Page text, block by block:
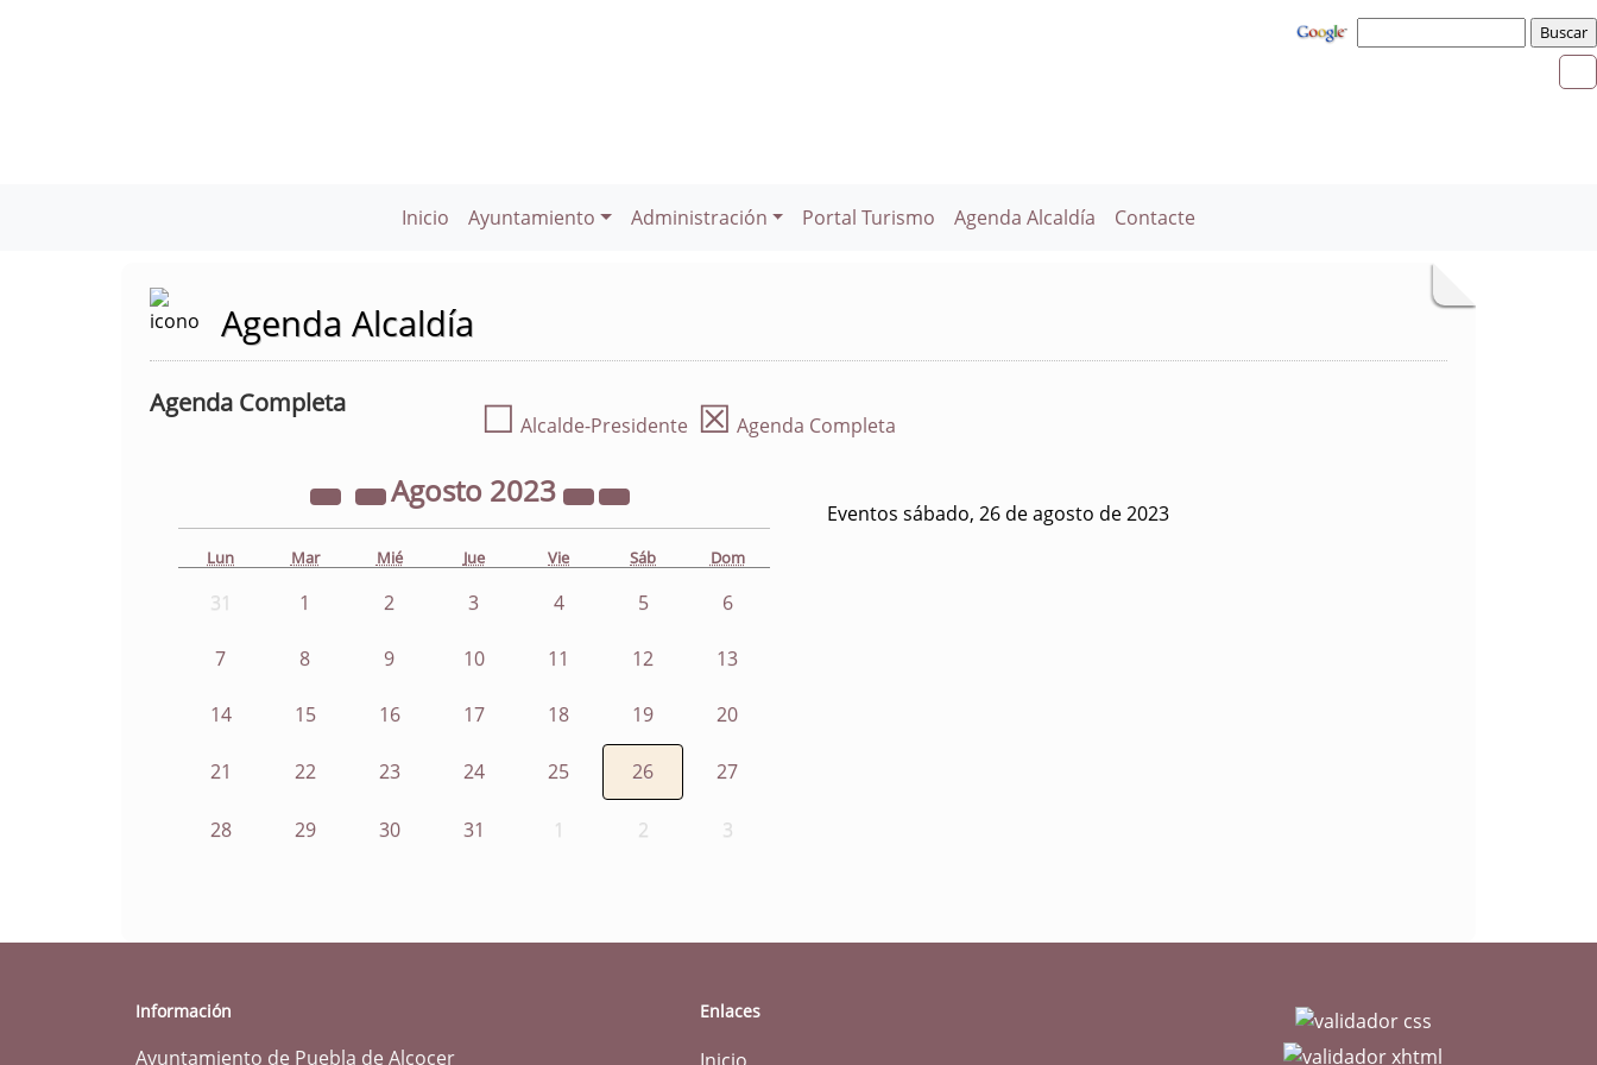
Inicio Ayuntamiento Administración Portal Turismo Agenda Alcaldía Contacte
Agenda Alcaldía
Agenda Completa ☐ Alcalde-Presidente ☒ Agenda Completa
Agosto 2023
Lun Mar Mié Jue Vie Sáb Dom
31 1 2 3 4 5 6
7 8 9 10 11 12 13
14 15 16 17 18 19 20
21 22 23 24 25 26 27
28 29 30 31 1 2 3
Eventos sábado, 26 de agosto de 2023
Información
Ayuntamiento de Puebla de Alcocer
Enlaces